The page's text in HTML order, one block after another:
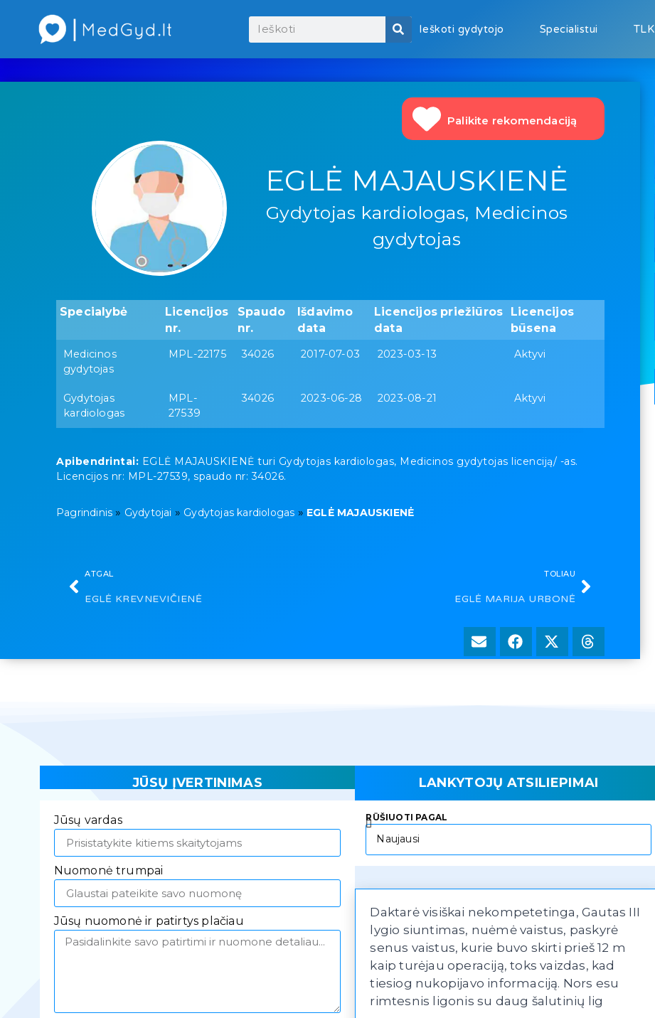
Ieškoti gydytojo Specialistui TLK
Palikite rekomendaciją
EGLĖ MAJAUSKIENĖ
Gydytojas kardiologas, Medicinos
gydytojas
Specialybė
Licencijos
nr.
Spaudo
nr.
Išdavimo
data
Licencijos priežiūros
data
Licencijos
būsena
Medicinos
gydytojas
MPL-22175 34026 2017-07-03 2023-03-13 Aktyvi
Gydytojas
kardiologas
MPL-
27539
34026 2023-06-28 2023-08-21 Aktyvi
Apibendrintai: EGLĖ MAJAUSKIENĖ turi Gydytojas kardiologas, Medicinos gydytojas licenciją/ -as.
Licencijos nr: MPL-27539, spaudo nr: 34026.
Pagrindinis » Gydytojai » Gydytojas kardiologas » EGLĖ MAJAUSKIENĖ
ATGAL
EGLĖ KREVNEVIČIENĖ
TOLIAU
EGLĖ MARIJA URBONĖ
JŪSŲ ĮVERTINIMAS
Jūsų vardas
Nuomonė trumpai
Jūsų nuomonė ir patirtys plačiau
LANKYTOJŲ ATSILIEPIMAI
RŪŠIUOTI PAGAL
Daktarė visiškai nekompetetinga, Gautas III
lygio siuntimas, nuėmė vaistus, paskyrė
senus vaistus, kurie buvo skirti prieš 12 m
kaip turėjau operaciją, toks vaizdas, kad
tiesiog nukopijavo informaciją. Nors esu
rimtesnis ligonis su daug šalutinių lig